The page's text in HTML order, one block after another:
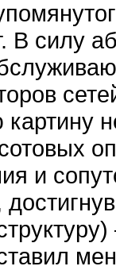
. В силу
и